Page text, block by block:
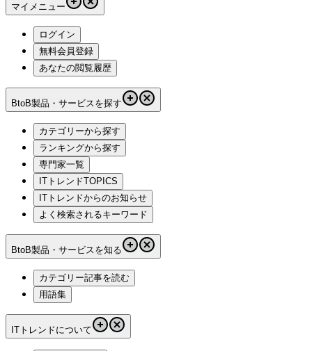
マイメニュー
ログイン
無料会員登録
あなたの閲覧履歴
BtoB製品・サービスを探す
カテゴリーから探す
ランキングから探す
専門家一覧
ITトレンドTOPICS
ITトレンドからのお知らせ
よく検索されるキーワード
BtoB製品・サービスを知る
カテゴリー記事を読む
用語集
ITトレンドについて